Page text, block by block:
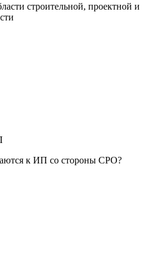
строительной, проектной и
к ИП со стороны СРО?